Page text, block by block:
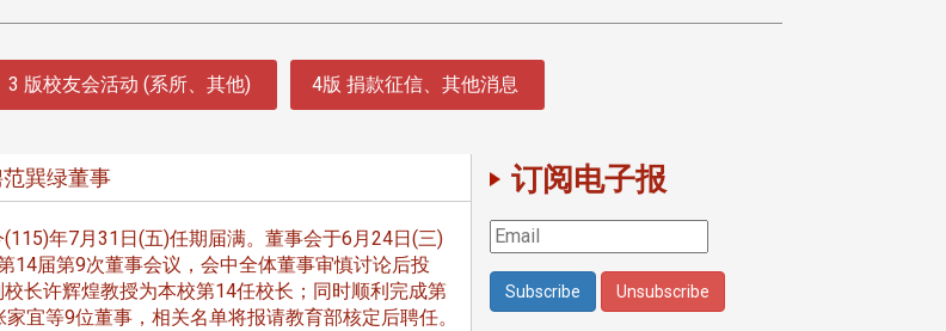
3 版校友会活动 (系所、其他) 4版 捐款征信、其他消息
巽绿董事
年7月31日(五)任期届满。董事会于6月24日(三)
14届第9次董事会议，会中全体董事审慎讨论后投
长许辉煌教授为本校第14任校长；同时顺利完成第
宜等9位董事，相关名单将报请教育部核定后聘任。
订阅电子报